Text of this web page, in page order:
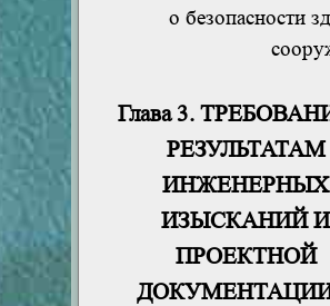
о безопасности
Глава 3.
РЕЗУЛЬТАТАМ
ИНЖЕНЕРНЫХ
ИЗЫСКАНИЙ И
ПРОЕКТНОЙ